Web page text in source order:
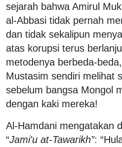
sejarah bahwa Amirul
al-Abbasi tidak pernah
dan tidak sekalipun
atas korupsi terus
metodenya berbeda-
Mustasim sendiri melihat
sebelum bangsa Mongol
dengan kaki mereka!
Al-Hamdani mengatakan
“Jami'u at-Tawarikh”: